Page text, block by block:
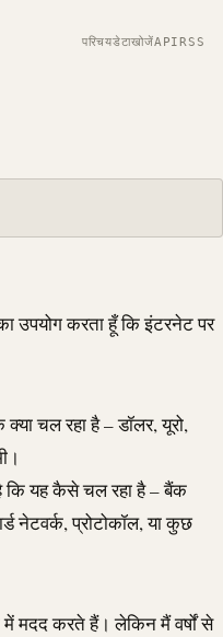
परिचयडेटाखोजेंAPIRSS
उपयोग करता हूँ कि इंटरनेट पर
चल रहा है – डॉलर, यूरो,
कि यह कैसे चल रहा है – बैंक
नेटवर्क, प्रोटोकॉल, या कुछ
मदद करते हैं। लेकिन मैं वर्षों से